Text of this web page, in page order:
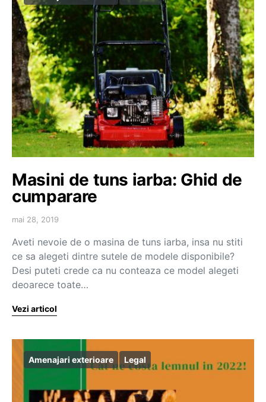
Masini de tuns iarba: Ghid de
cumparare
mai 28, 2019
Aveti nevoie de o masina de tuns iarba, insa nu stiti
ce sa alegeti dintre sutele de modele disponibile?
Desi puteti crede ca nu conteaza ce model alegeti
deoarece toate…
Vezi articol
Amenajari exterioare Legal